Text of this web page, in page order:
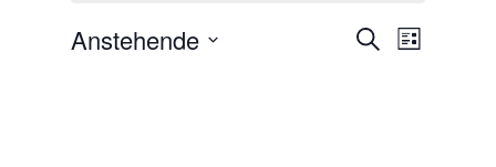
Veranstaltungen
Suche
Suche
Ansichten-
Liste
Anstehende